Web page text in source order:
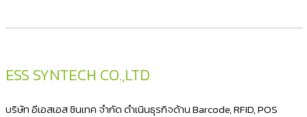
latest
ESS SYNTECH CO.,LTD
บริษัท อีเอสเอส ซินเทค จำกัด ดำเนินธุรกิจด้าน Barcode, RFID, POS